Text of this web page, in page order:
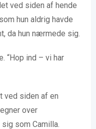
ved siden af hende
hun aldrig havde
da hun nærmede sig.
“Hop ind – vi har
ved siden af en
over
som Camilla.